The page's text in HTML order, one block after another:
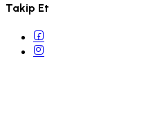
Takip Et